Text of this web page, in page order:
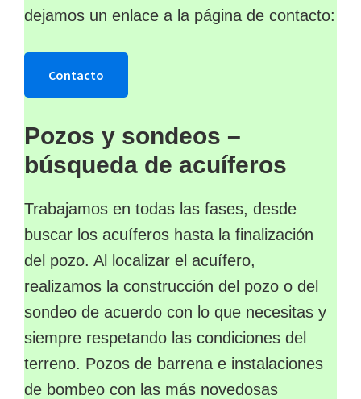
dejamos un enlace a la página de contacto:
Contacto
Pozos y sondeos –
búsqueda de acuíferos
Trabajamos en todas las fases, desde
buscar los acuíferos hasta la finalización
del pozo. Al localizar el acuífero,
realizamos la construcción del pozo o del
sondeo de acuerdo con lo que necesitas y
siempre respetando las condiciones del
terreno. Pozos de barrena e instalaciones
de bombeo con las más novedosas